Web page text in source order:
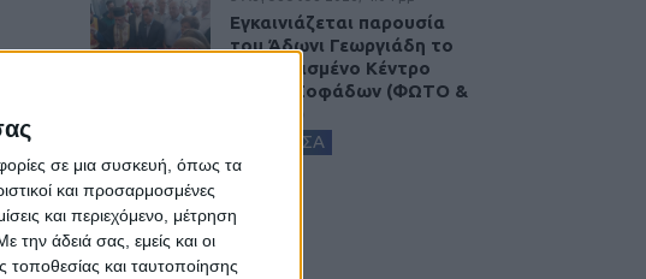
σε μια συσκευή, όπως τα
και προσαρμοσμένες
και περιεχόμενο, μέτρηση
την άδειά σας, εμείς και οι
τοποθεσίας και ταυτοποίησης
Εγκαινιάζεται παρουσία
του Άδωνι Γεωργιάδη το
ανακαινισμένο Κέντρο
Υγείας Σοφάδων (ΦΩΤΟ &
ΚΑΡΔΙΤΣΑ